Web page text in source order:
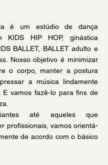
é um estúdio de dança
KIDS HIP HOP, ginástica
BALLET, BALLET adulto e
Nosso objetivo é minimizar
o corpo, manter a postura
a música lindamente
E vamos fazê-lo para fins de
até aqueles que
profissionais, vamos orientá-
de acordo com o básico